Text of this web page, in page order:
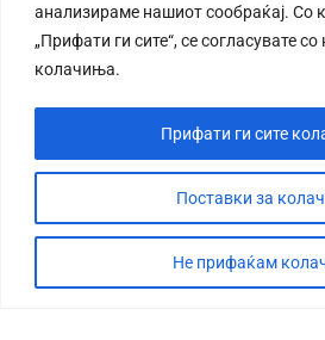
анализираме нашиот сообраќај. Со
„Прифати ги сите“, се согласувате
колачиња.
Поставки за
Не прифаќам
Прифати ги сите